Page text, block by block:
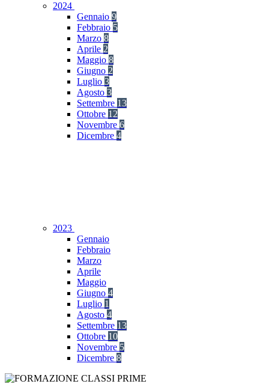
2024
Gennaio 9
Febbraio 5
Marzo 8
Aprile 2
Maggio 8
Giugno 2
Luglio 3
Agosto 3
Settembre 13
Ottobre 12
Novembre 6
Dicembre 4
2023
Gennaio
Febbraio
Marzo
Aprile
Maggio
Giugno 4
Luglio 1
Agosto 4
Settembre 13
Ottobre 10
Novembre 5
Dicembre 8